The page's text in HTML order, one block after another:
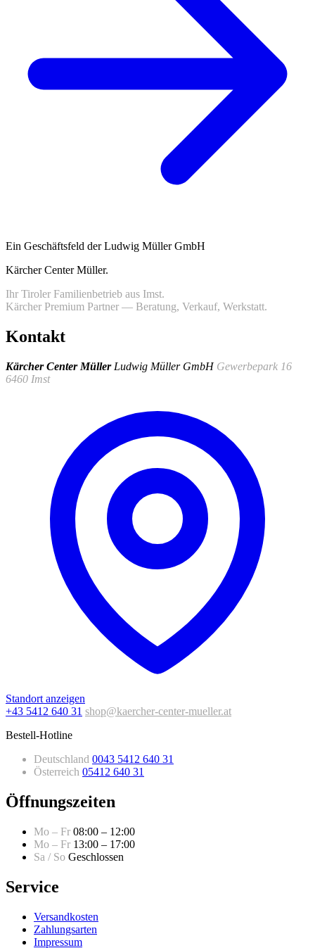
Ein Geschäftsfeld der Ludwig Müller GmbH
Kärcher Center Müller.
Ihr Tiroler Familienbetrieb aus Imst.
Kärcher Premium Partner — Beratung, Verkauf, Werkstatt.
Kontakt
Kärcher Center Müller Ludwig Müller GmbH Gewerbepark 16
6460 Imst
Standort anzeigen
+43 5412 640 31 shop@kaercher-center-mueller.at
Bestell-Hotline
Deutschland 0043 5412 640 31
Österreich 05412 640 31
Öffnungszeiten
Mo – Fr 08:00 – 12:00
Mo – Fr 13:00 – 17:00
Sa / So Geschlossen
Service
Versandkosten
Zahlungsarten
Impressum